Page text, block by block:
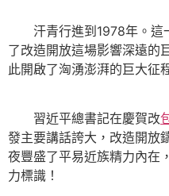
汗青行進到1978年。這
了改造開放這場影響深遠的
此開啟了洶湧澎湃的巨大征
習近平總書記在慶賀改
發主要講話誇大，改造開放
夜豐盛了平易近族精力內在
力標識！